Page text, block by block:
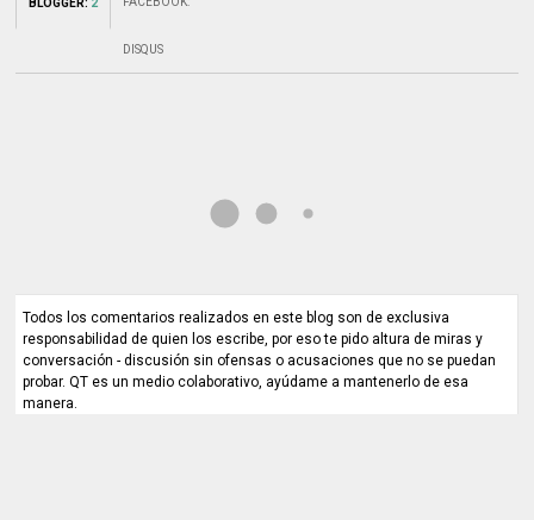
BLOGGER: 2
DISQUS
Todos los comentarios realizados en este blog son de exclusiva
responsabilidad de quien los escribe, por eso te pido altura de miras y
conversación - discusión sin ofensas o acusaciones que no se puedan
probar. QT es un medio colaborativo, ayúdame a mantenerlo de esa
manera.